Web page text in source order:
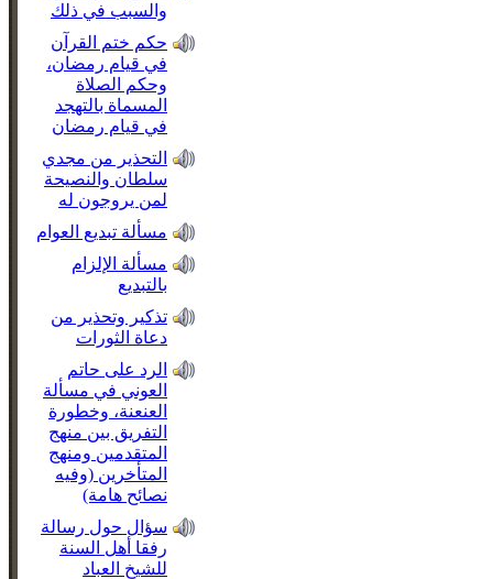
والسبب في ذلك
حكم ختم القرآن
في قيام رمضان،
وحكم الصلاة
المسماة بالتهجد
في قيام رمضان
التحذير من مجدي
سلطان والنصيحة
لمن يروجون له
مسألة تبديع العوام
مسألة الإلزام
بالتبديع
تذكير وتحذير من
دعاة الثورات
الرد على حاتم
العوني في مسألة
العنعنة، وخطورة
التفريق بين منهج
المتقدمين ومنهج
المتأخرين (وفيه
نصائح هامة)
سؤال حول رسالة
رفقا أهل السنة
للشيخ العباد